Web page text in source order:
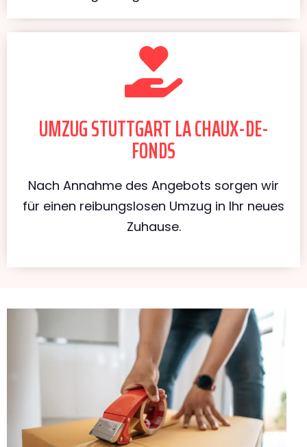
UMZUG STUTTGART LA CHAUX-DE-
FONDS
Nach Annahme des Angebots sorgen wir
für einen reibungslosen Umzug in Ihr neues
Zuhause.